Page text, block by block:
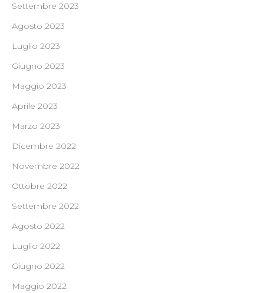
Settembre 2023
Agosto 2023
Luglio 2023
Giugno 2023
Maggio 2023
Aprile 2023
Marzo 2023
Dicembre 2022
Novembre 2022
Ottobre 2022
Settembre 2022
Agosto 2022
Luglio 2022
Giugno 2022
Maggio 2022